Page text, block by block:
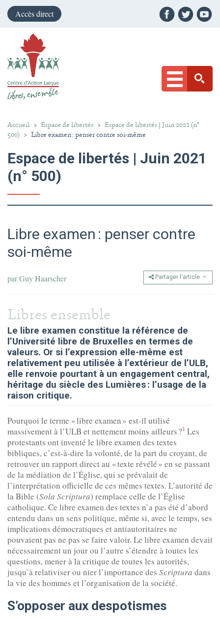
Accès direct
Accueil > Espace de libertés > Espace de libertés | Juin 2021 (n°
500) > Libre examen : penser contre soi-même
Espace de libertés | Juin 2021
(n° 500)
Libre examen : penser contre
soi-même
parGuy Haarscher Partager l'article
Libres ensemble
Le libre examen constitue la référence de
l’Université libre de Bruxelles en termes de
valeurs. Or si l’expression elle-même est
relativement peu utilisée à l’extérieur de l’ULB,
elle renvoie pourtant à un engagement central,
héritage du siècle des Lumières : l’usage de la
raison critique.
Pourquoi le terme « libre examen » est-il utilisé
massivement à l’ULB et nettement moins ailleurs ?1 Les
protestants ont inventé le libre examen des textes
bibliques, c’est-à-dire la volonté, de la part du croyant, de
retrouver un rapport direct au « texte révélé » en se passant
de la médiation de l’Église, qui se prévalait de
l’interprétation officielle de ces mêmes textes. L’autorité de
la Bible (Sola Scriptura) remplace celle de l’Église
catholique. Ce libre examen des textes n’a pas été d’abord
entendu dans un sens politique, même si, avec le temps, ses
implications démocratiques et antiautoritaires ne
pouvaient pas ne pas se faire valoir. Le libre examen devait
nécessairement un jour ou l’autre s’étendre à toutes les
questions, mener à la critique de toutes les autorités,
jusqu’à relativiser ou nier l’importance des Scriptura dans
la vie des hommes et l’organisation de la société.
S’opposer aux despotismes